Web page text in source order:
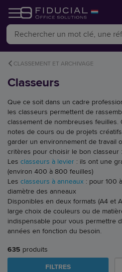
CLASSEMENT ET ARCHIVAGE
Classeurs
Que ce soit dans un cadre
les classeurs permettent de
classement de nombreuses
notes de cours ou de projets
garder un environnement de travail
critères pour choisir le bon classeur :
Les classeurs à levier : ils ont une
(environ 400 à 800 feuilles)
Les classeurs à anneaux : pour 100
diamètre des anneaux
Disponibles en deux formats (A4 et
large choix de couleurs ou de
indispensable pour vous permettre
années en fonction du besoin.
635 produits
FILTRES